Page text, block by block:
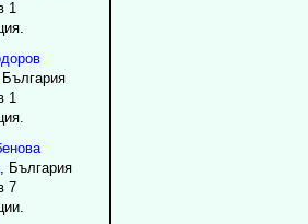
1
1
, България
7